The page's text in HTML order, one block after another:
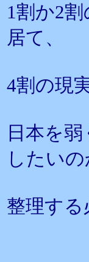
1割か2
居て、
4割の現
日本を
したいの
整理す